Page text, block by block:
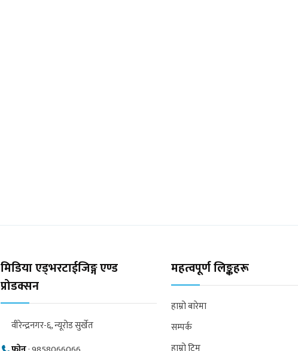
मिडिया एड्भरटाईजिङ्ग एण्ड
प्रोडक्सन
वीरेन्द्रनगर-६, न्यूरोड सुर्खेत
महत्वपूर्ण लिङ्कहरू
हाम्रो बारेमा
सम्पर्क